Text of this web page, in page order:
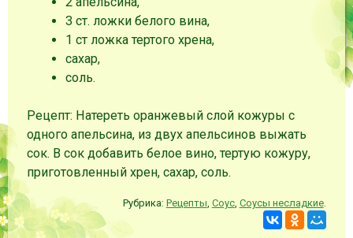
3 ст. ложки белого вина,
1 ст ложка тертого хрена,
сахар,
соль.
Рецепт: Натереть оранжевый слой кожуры с
одного апельсина, из двух апельсинов выжать
сок. В сок добавить белое вино, тертую кожуру,
приготовленный хрен, сахар, соль.
Рубрика: Рецепты Соус, Соусы несладкие.